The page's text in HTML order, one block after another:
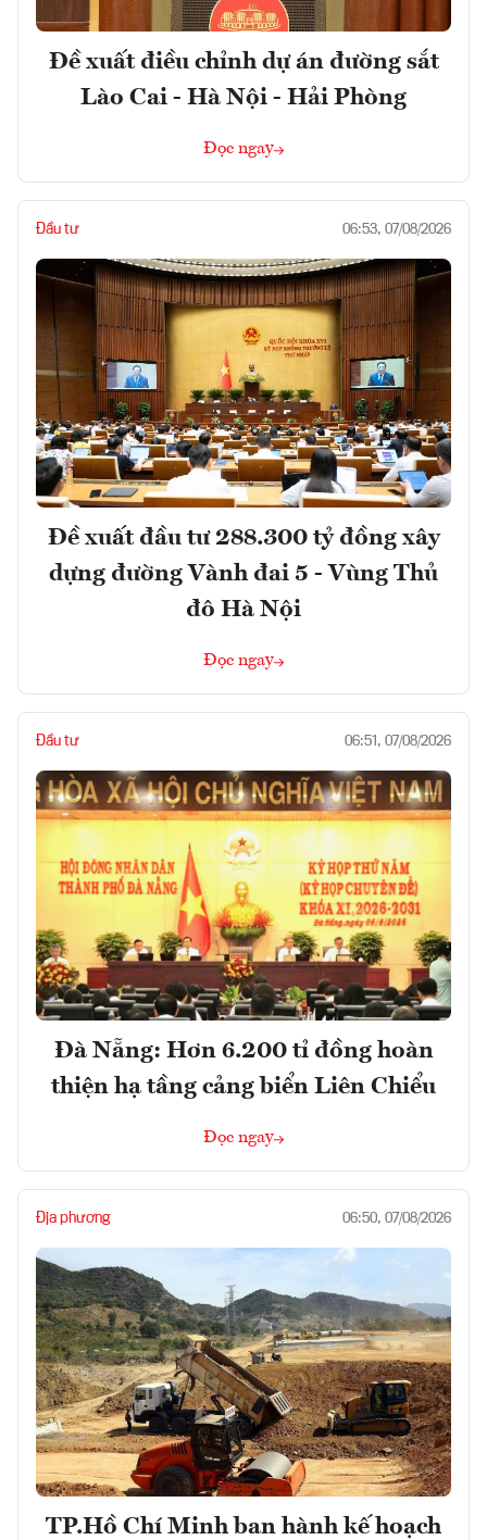
Đề xuất điều chỉnh dự án đường sắt
Lào Cai - Hà Nội - Hải Phòng
Đọc ngay
Đầu tư 06:53, 07/08/2026
Đề xuất đầu tư 288.300 tỷ đồng xây
dựng đường Vành đai 5 - Vùng Thủ
đô Hà Nội
Đọc ngay
Đầu tư 06:51, 07/08/2026
Đà Nẵng: Hơn 6.200 tỉ đồng hoàn
thiện hạ tầng cảng biển Liên Chiểu
Đọc ngay
Địa phương 06:50, 07/08/2026
TP.Hồ Chí Minh ban hành kế hoạch